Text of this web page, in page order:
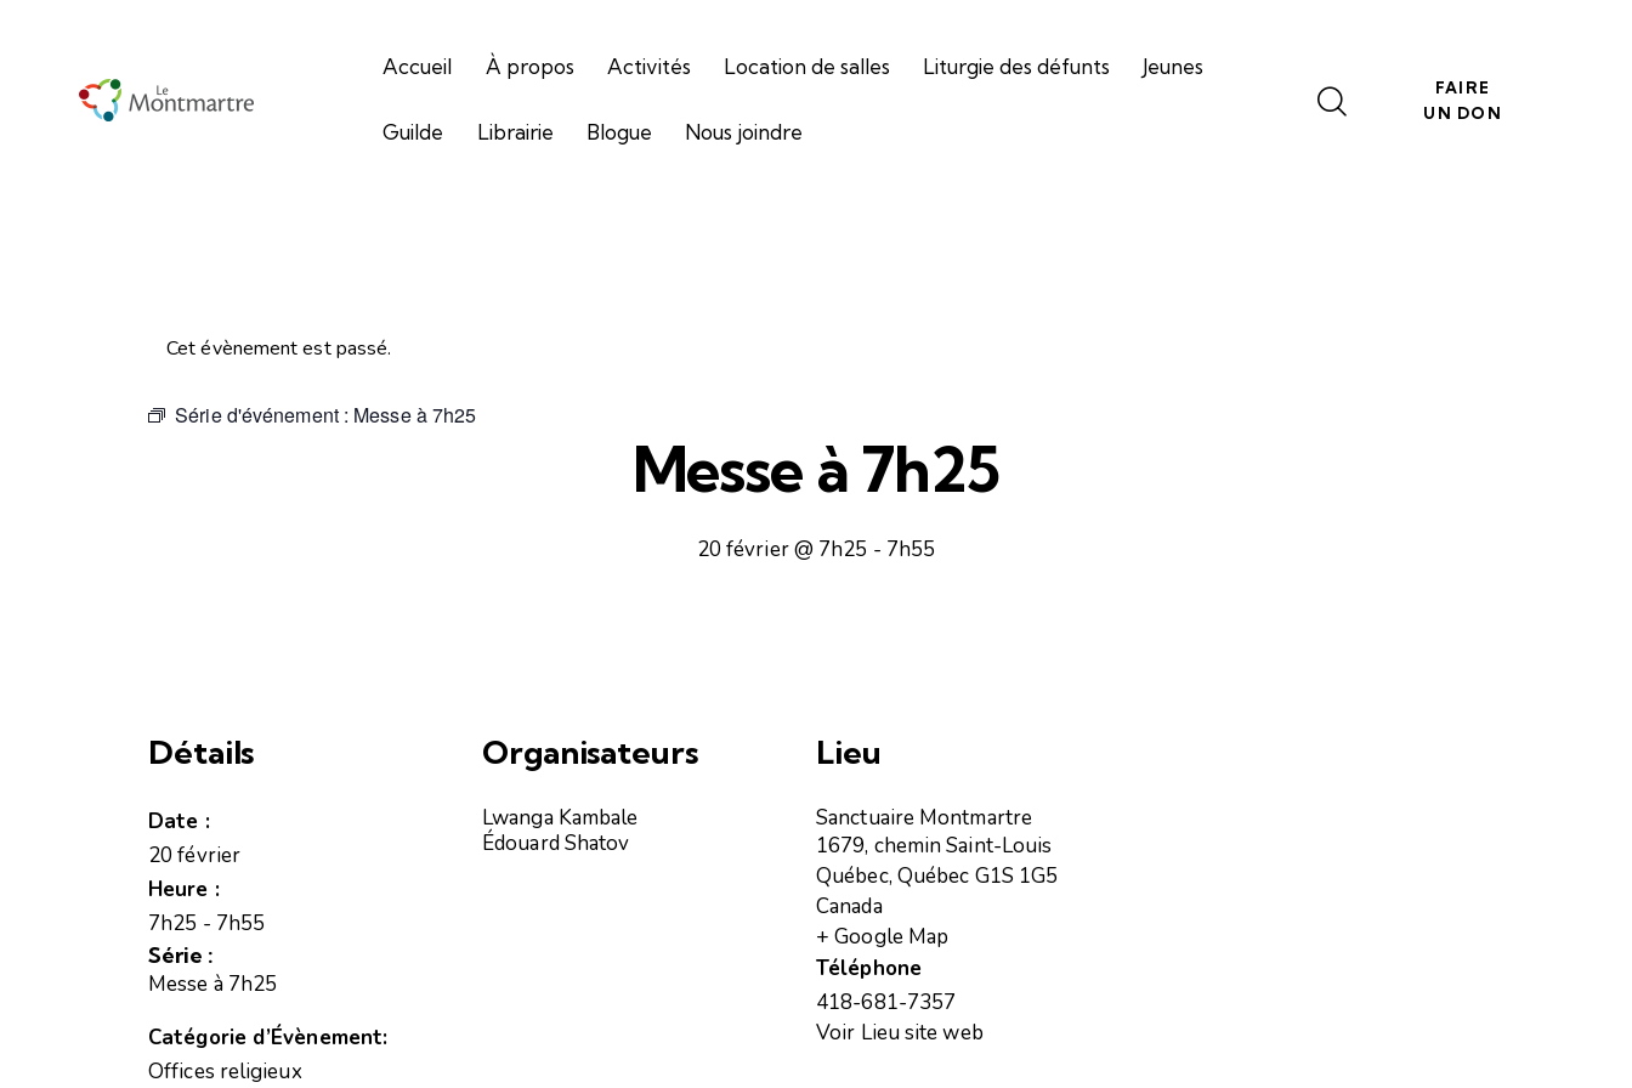
Accueil À propos Activités Location de salles Liturgie des défunts Jeunes
Guilde Librairie Blogue Nous joindre
FAIRE
UN DON
Cet évènement est passé.
Série d'événement : Messe à 7h25
Messe à 7h25
20 février @ 7h25 - 7h55
Détails
Date :
20 février
Heure :
7h25 - 7h55
Série :
Messe à 7h25
Catégorie d’Évènement:
Offices religieux
Organisateurs
Lwanga Kambale
Édouard Shatov
Lieu
Sanctuaire Montmartre
1679, chemin Saint-Louis
Québec, Québec G1S 1G5
Canada
+ Google Map
Téléphone
418-681-7357
Voir Lieu site web